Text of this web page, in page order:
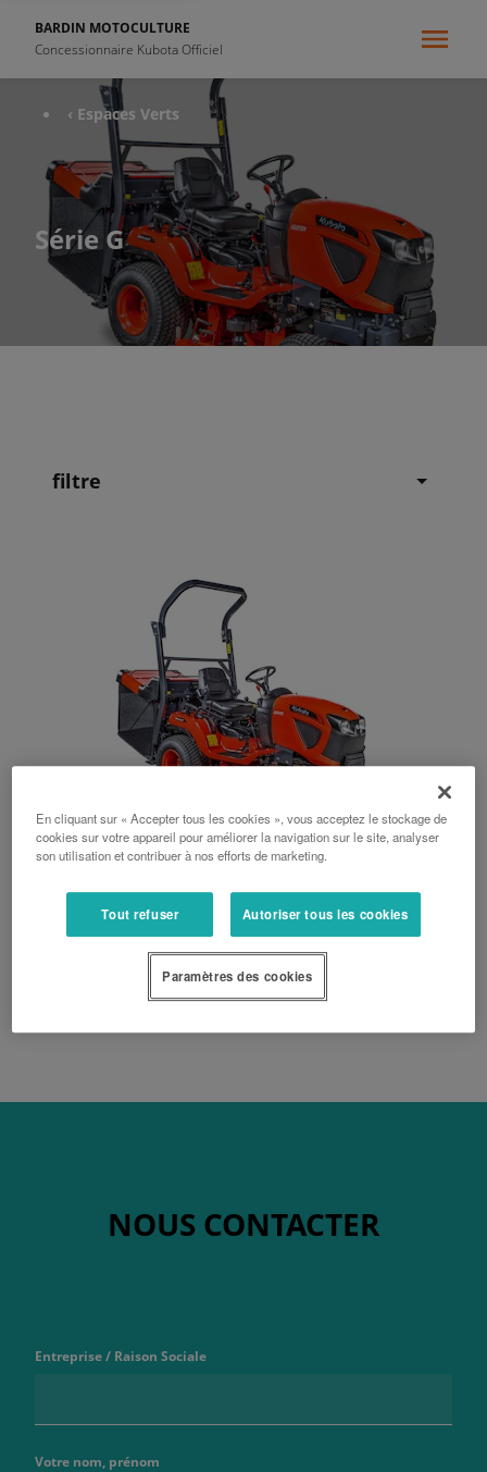
BARDIN MOTOCULTURE
Concessionnaire Kubota Officiel
‹ Espaces Verts
Série G
filtre
Série G
22 ch, 25 ch, 122 cm, 122 cm / 137 cm, 137 cm, Bennage au sol,
Bennage en hauteur, 560 L, 640 L
NOUS CONTACTER
Entreprise / Raison Sociale
Votre nom, prénom
En cliquant sur « Accepter tous les cookies », vous acceptez le stockage de
cookies sur votre appareil pour améliorer la navigation sur le site, analyser
son utilisation et contribuer à nos efforts de marketing.
Tout refuser Autoriser tous les cookies
Paramètres des cookies